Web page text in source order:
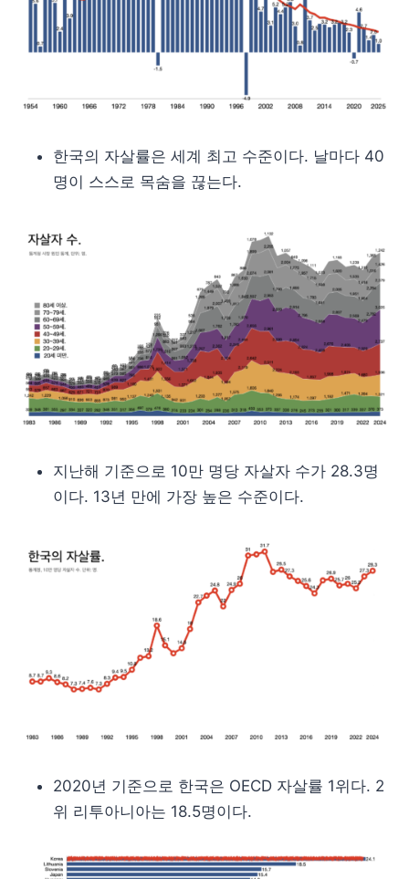
한국의 자살률은 세계 최고 수준이다. 날마다 40
명이 스스로 목숨을 끊는다.
지난해 기준으로 10만 명당 자살자 수가 28.3명
이다. 13년 만에 가장 높은 수준이다.
2020년 기준으로 한국은 OECD 자살률 1위다. 2
위 리투아니아는 18.5명이다.